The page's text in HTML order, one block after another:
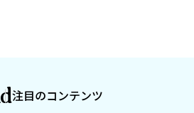
注目のコンテンツ